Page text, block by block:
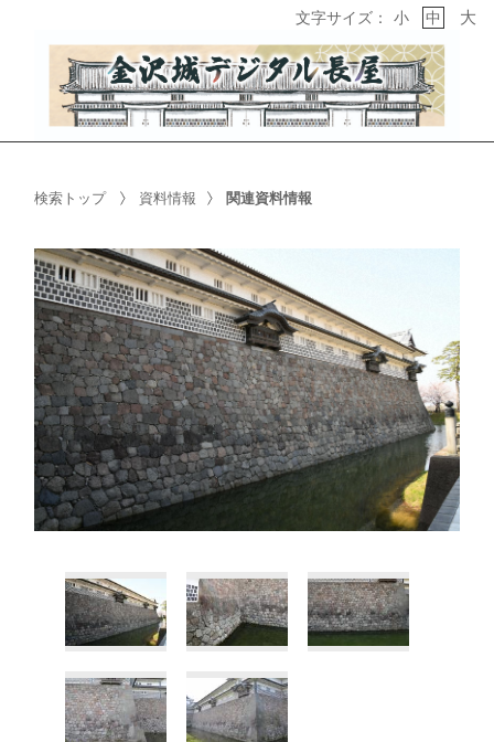
文字サイズ： 小 中 大
検索トップ 資料情報 関連資料情報